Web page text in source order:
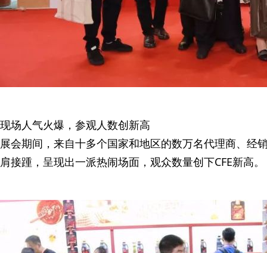
现场人气火爆，参观人数创新高
展会期间，来自十多个国家和地区的数万名代理商、经
肩接踵，呈现出一派热闹场面，观众数量创下CFE新高。